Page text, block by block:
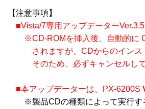
【注意事項】
■Vista/7専用アップデーター
※CD-ROMを挿入後、自動的に
されますが、CDからのインスト
そのため、必ずキャンセルして
■本アップデーターは、PX-6200S
※製品CDの種類によって実行す